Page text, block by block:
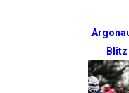
Blitz